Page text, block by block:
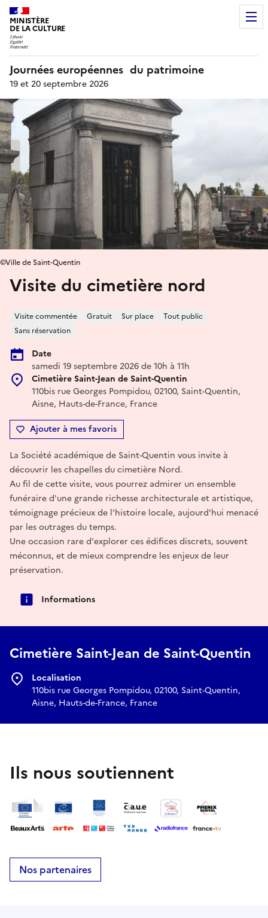
MINISTÈRE
DE LA CULTURE
Journées européennes du patrimoine
19 et 20 septembre 2026
Visite du cimetière nord
Visite commentée Gratuit Sur place
Tout public
Sans réservation
Date
samedi 19 septembre 2026 de 10h à 11h
Cimetière Saint-Jean de Saint-Quentin
110bis rue Georges Pompidou, 02100, Saint-Quentin,
Aisne, Hauts-de-France, France
Ajouter à mes favoris
©Ville de Saint-Quentin
La Société académique de Saint-Quentin vous invite à
découvrir les chapelles du cimetière Nord.
Au fil de cette visite, vous pourrez admirer un ensemble
funéraire d'une grande richesse architecturale et artistique,
témoignage précieux de l'histoire locale, aujourd'hui menacé
par les outrages du temps.
Une occasion rare d'explorer ces édifices discrets, souvent
méconnus, et de mieux comprendre les enjeux de leur
préservation.
Informations
Cimetière Saint-Jean de Saint-Quentin
Localisation
110bis rue Georges Pompidou, 02100, Saint-Quentin,
Aisne, Hauts-de-France, France
Ils nous soutiennent
Nos partenaires